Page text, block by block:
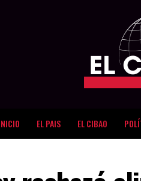
EL PAIS EL CIBAO